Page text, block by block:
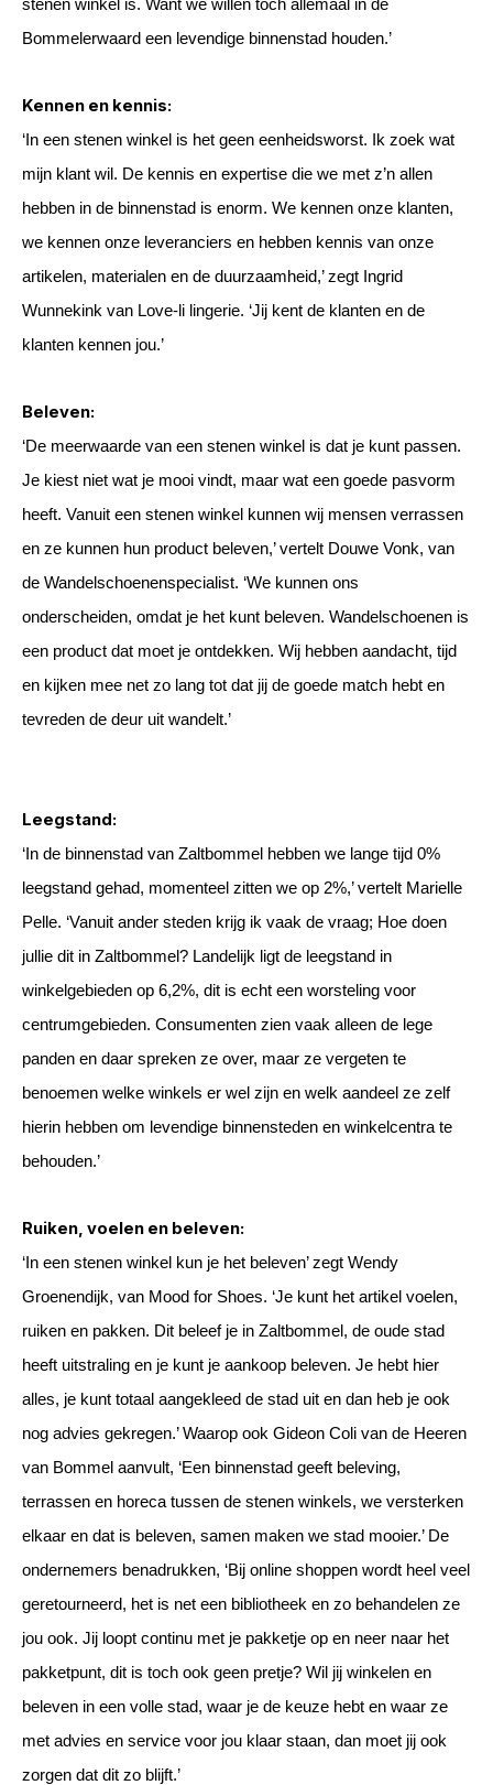
stenen winkel is. Want we willen toch allemaal in de
Bommelerwaard een levendige binnenstad houden.’
Kennen en kennis:
‘In een stenen winkel is het geen eenheidsworst. Ik zoek wat
mijn klant wil. De kennis en expertise die we met z’n allen
hebben in de binnenstad is enorm. We kennen onze klanten,
we kennen onze leveranciers en hebben kennis van onze
artikelen, materialen en de duurzaamheid,’ zegt Ingrid
Wunnekink van Love-li lingerie. ‘Jij kent de klanten en de
klanten kennen jou.’
Beleven:
‘De meerwaarde van een stenen winkel is dat je kunt passen.
Je kiest niet wat je mooi vindt, maar wat een goede pasvorm
heeft. Vanuit een stenen winkel kunnen wij mensen verrassen
en ze kunnen hun product beleven,’ vertelt Douwe Vonk, van
de Wandelschoenenspecialist. ‘We kunnen ons
onderscheiden, omdat je het kunt beleven. Wandelschoenen is
een product dat moet je ontdekken. Wij hebben aandacht, tijd
en kijken mee net zo lang tot dat jij de goede match hebt en
tevreden de deur uit wandelt.’
Leegstand:
‘In de binnenstad van Zaltbommel hebben we lange tijd 0%
leegstand gehad, momenteel zitten we op 2%,’ vertelt Marielle
Pelle. ‘Vanuit ander steden krijg ik vaak de vraag; Hoe doen
jullie dit in Zaltbommel? Landelijk ligt de leegstand in
winkelgebieden op 6,2%, dit is echt een worsteling voor
centrumgebieden. Consumenten zien vaak alleen de lege
panden en daar spreken ze over, maar ze vergeten te
benoemen welke winkels er wel zijn en welk aandeel ze zelf
hierin hebben om levendige binnensteden en winkelcentra te
behouden.’
Ruiken, voelen en beleven:
‘In een stenen winkel kun je het beleven’ zegt Wendy
Groenendijk, van Mood for Shoes. ‘Je kunt het artikel voelen,
ruiken en pakken. Dit beleef je in Zaltbommel, de oude stad
heeft uitstraling en je kunt je aankoop beleven. Je hebt hier
alles, je kunt totaal aangekleed de stad uit en dan heb je ook
nog advies gekregen.’ Waarop ook Gideon Coli van de Heeren
van Bommel aanvult, ‘Een binnenstad geeft beleving,
terrassen en horeca tussen de stenen winkels, we versterken
elkaar en dat is beleven, samen maken we stad mooier.’ De
ondernemers benadrukken, ‘Bij online shoppen wordt heel veel
geretourneerd, het is net een bibliotheek en zo behandelen ze
jou ook. Jij loopt continu met je pakketje op en neer naar het
pakketpunt, dit is toch ook geen pretje? Wil jij winkelen en
beleven in een volle stad, waar je de keuze hebt en waar ze
met advies en service voor jou klaar staan, dan moet jij ook
zorgen dat dit zo blijft.’